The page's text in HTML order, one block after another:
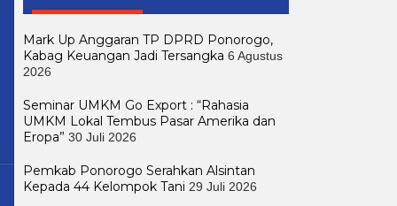
Mark Up Anggaran TP DPRD Ponorogo,
Kabag Keuangan Jadi Tersangka 6 Agustus
2026
Seminar UMKM Go Export : “Rahasia
UMKM Lokal Tembus Pasar Amerika dan
Eropa” 30 Juli 2026
Pemkab Ponorogo Serahkan Alsintan
Kepada 44 Kelompok Tani 29 Juli 2026